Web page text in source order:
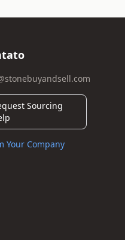
Sourcing
Your Company